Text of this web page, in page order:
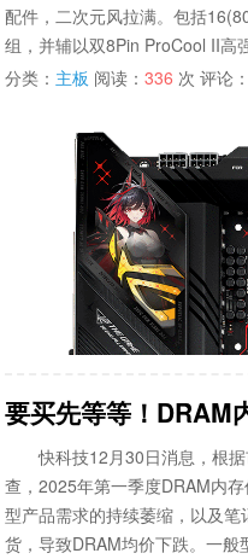
配件，二次元风拉满。包括
组，并辅以双8Pin ProCool II高
分类： 主板 阅读：336 次 评论
要买先等等！DRAM
快科技12月30日消息，根
查，2025年第一季度DRAM内
型产品需求的持续萎缩，以及
货，导致DRAM均价下跌。一